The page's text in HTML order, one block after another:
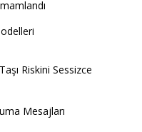
Riskini Sessizce
Mesajları